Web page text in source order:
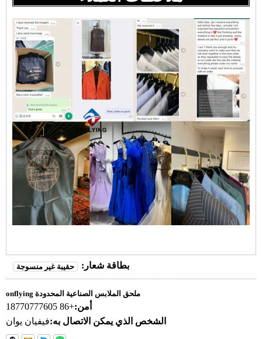
بطاقة شعار: حقيبة غير منسوجة
onflying ملحق الملابس الصناعية المحدودة
أمن:+86 18770777605
الشخص الذي يمكن الاتصال به:فيفيان يوان